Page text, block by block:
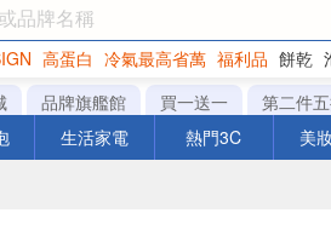
高蛋白 冷氣最高省萬 福利品 餅乾
海苔
品牌旗艦館 買一送一 第二件
生活家電 熱門3C 美